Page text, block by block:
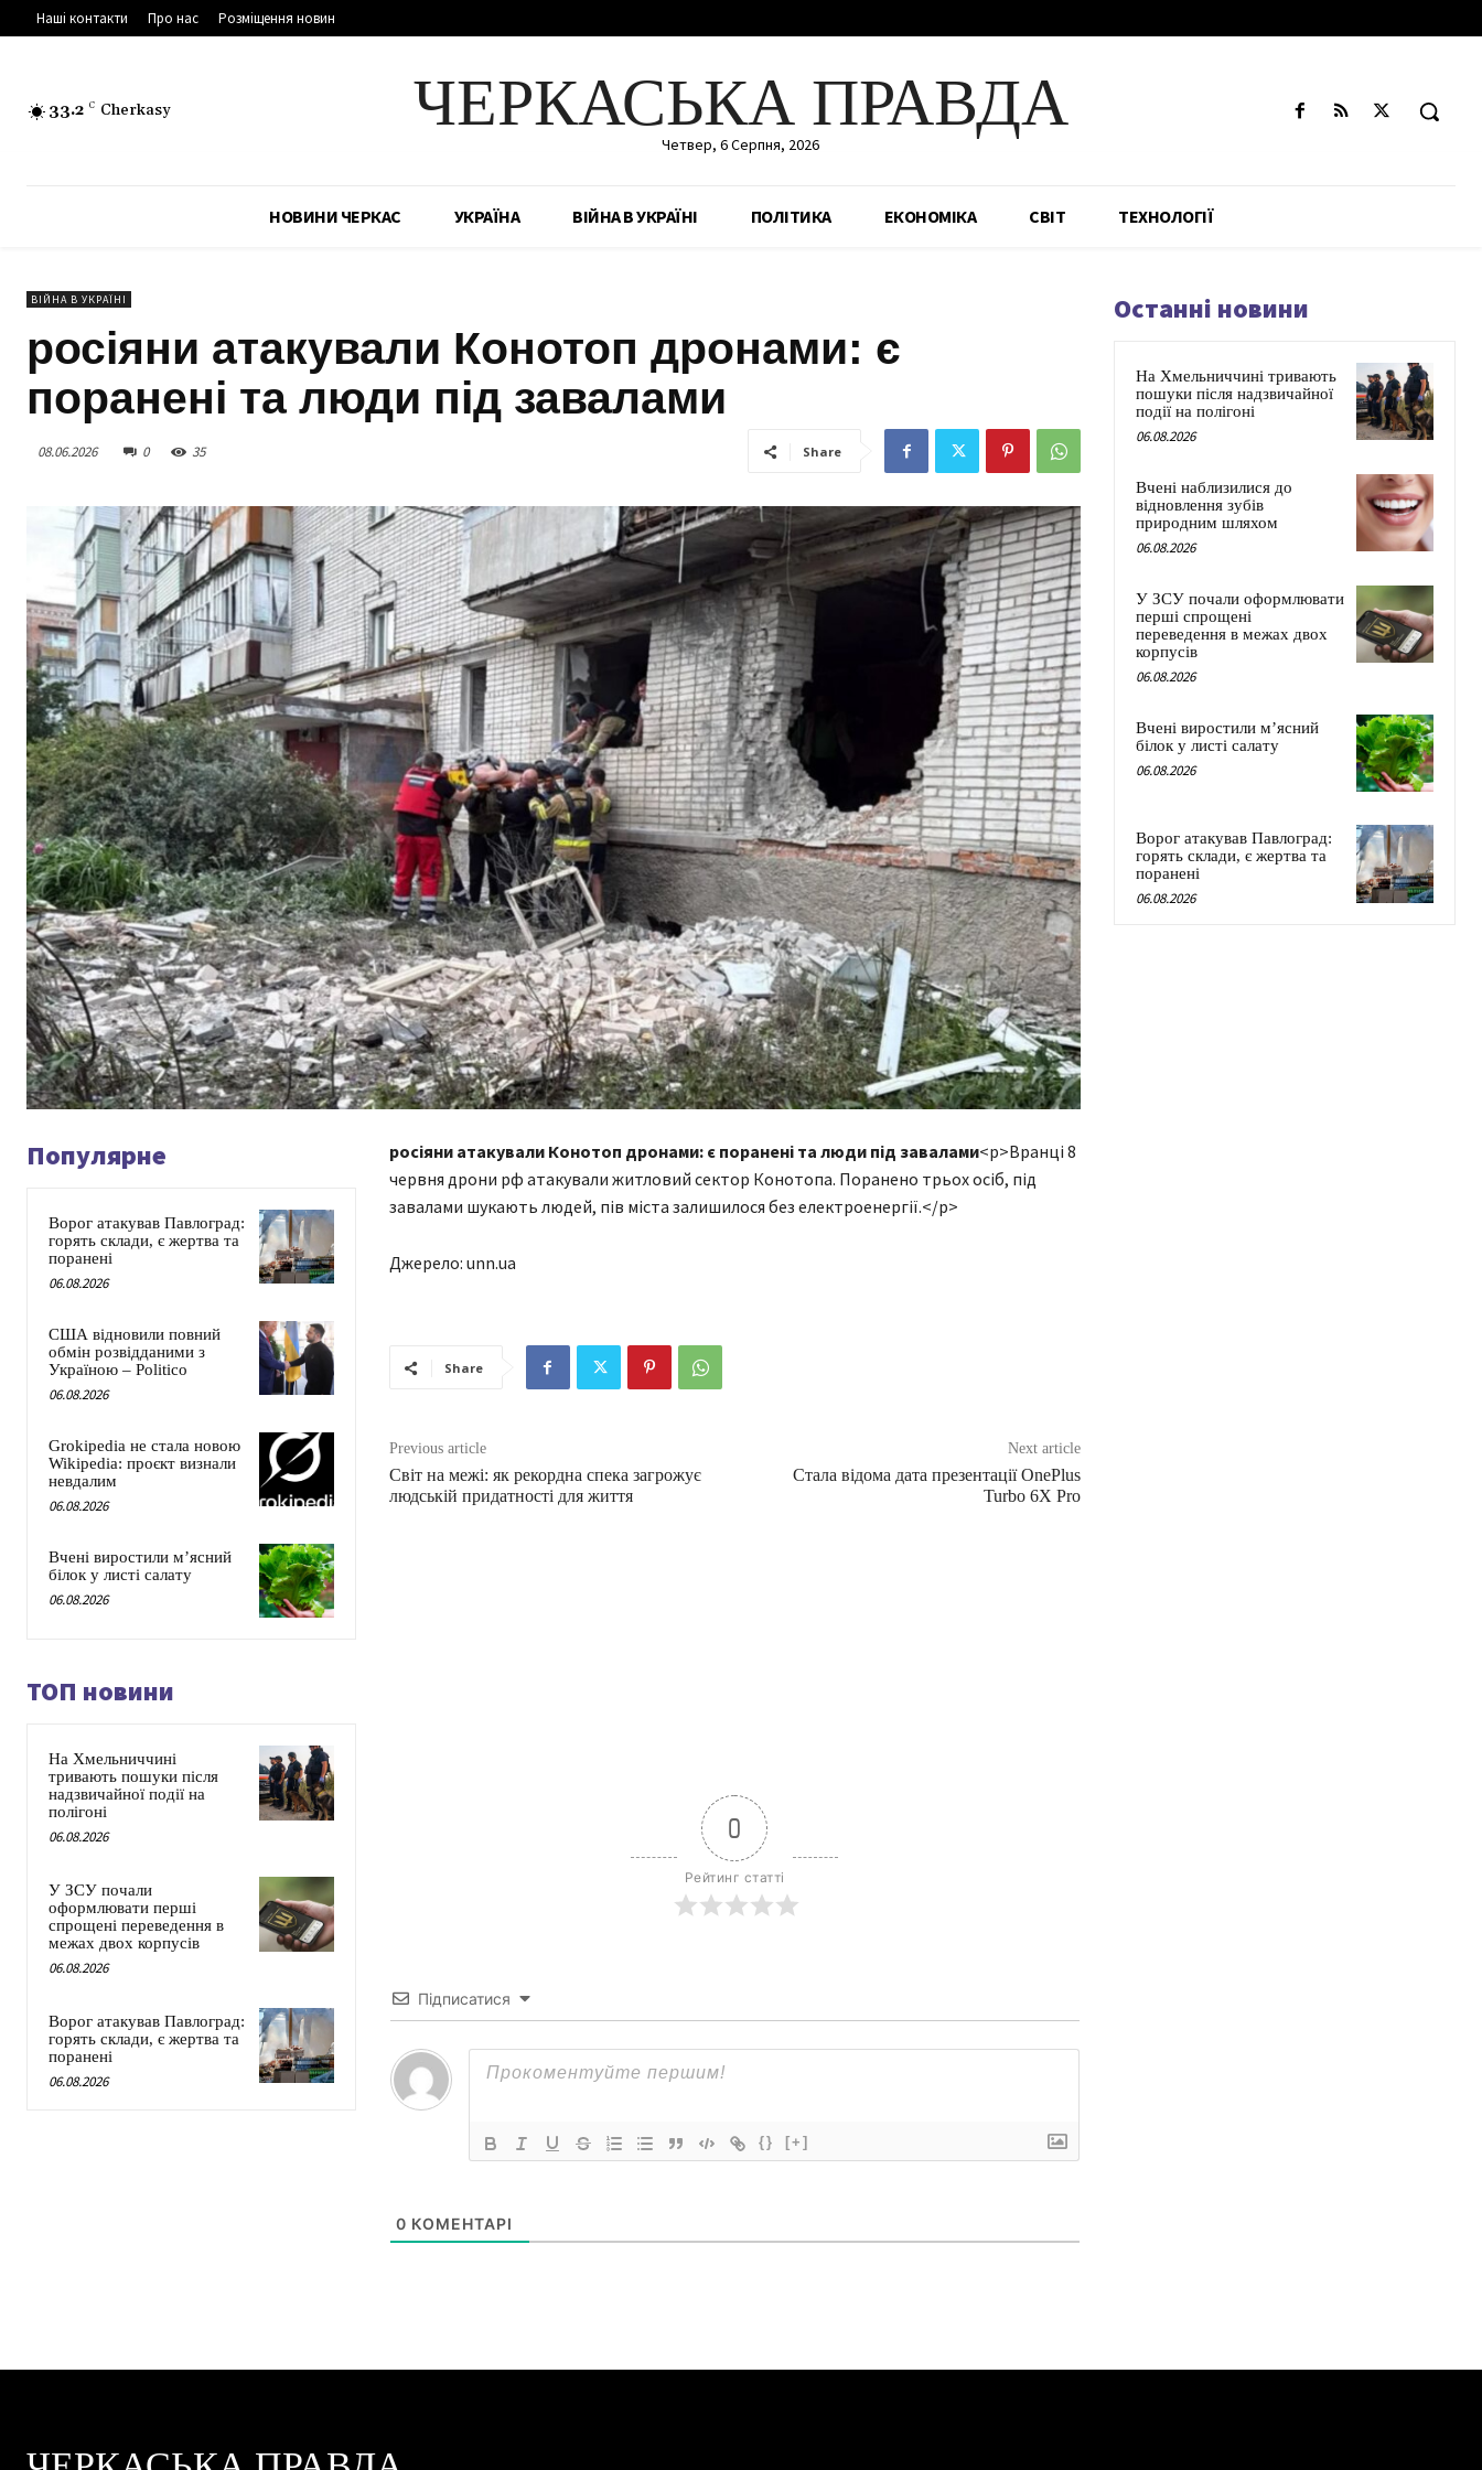
Наші контакти Про нас Розміщення новин
33.2 C Cherkasy ЧЕРКАСЬКА ПРАВДА
Четвер, 6 Серпня, 2026
НОВИНИ ЧЕРКАС УКРАЇНА ВІЙНА В УКРАЇНІ ПОЛІТИКА ЕКОНОМІКА СВІТ ТЕХНОЛОГІЇ
ВІЙНА В УКРАЇНІ
росіяни атакували Конотоп дронами: є
поранені та люди під завалами
08.06.2026 0 35 Share
Популярне
Ворог атакував Павлоград:
горять склади, є жертва та
поранені
06.08.2026
США відновили повний
обмін розвідданими з
Україною – Politico
06.08.2026
Grokipedia не стала новою
Wikipedia: проєкт визнали
невдалим
06.08.2026
Вчені виростили м’ясний
білок у листі салату
06.08.2026
росіяни атакували Конотоп дронами: є поранені та люди під завалами<p>Вранці 8
червня дрони рф атакували житловий сектор Конотопа. Поранено трьох осіб, під
завалами шукають людей, пів міста залишилося без електроенергії.</p>
Джерело: unn.ua
Share
Previous article
Світ на межі: як рекордна спека загрожує
людській придатності для життя
Next article
Стала відома дата презентації OnePlus
Turbo 6X Pro
ТОП новини
На Хмельниччині
тривають пошуки після
надзвичайної події на
полігоні
06.08.2026
У ЗСУ почали
оформлювати перші
спрощені переведення в
межах двох корпусів
06.08.2026
Ворог атакував Павлоград:
горять склади, є жертва та
поранені
06.08.2026
0
Рейтинг статті
Підписатися
{} [+]
0 КОМЕНТАРІ
Останні новини
На Хмельниччині тривають
пошуки після надзвичайної
події на полігоні
06.08.2026
Вчені наблизилися до
відновлення зубів
природним шляхом
06.08.2026
У ЗСУ почали оформлювати
перші спрощені
переведення в межах двох
корпусів
06.08.2026
Вчені виростили м’ясний
білок у листі салату
06.08.2026
Ворог атакував Павлоград:
горять склади, є жертва та
поранені
06.08.2026